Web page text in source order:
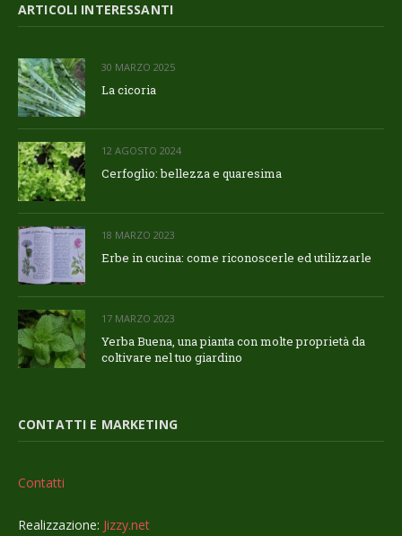
ARTICOLI INTERESSANTI
30 MARZO 2025
La cicoria
12 AGOSTO 2024
Cerfoglio: bellezza e quaresima
18 MARZO 2023
Erbe in cucina: come riconoscerle ed utilizzarle
17 MARZO 2023
Yerba Buena, una pianta con molte proprietà da
coltivare nel tuo giardino
CONTATTI E MARKETING
Contatti
Realizzazione: Jizzy.net